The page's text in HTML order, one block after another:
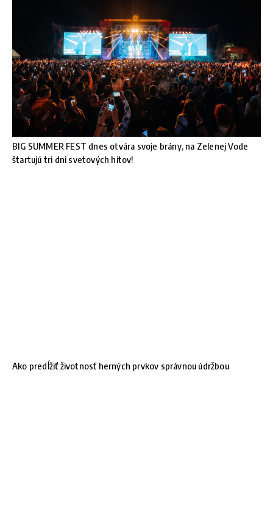
BIG SUMMER FEST dnes otvára svoje brány, na Zelenej Vode
štartujú tri dni svetových hitov!
Ako predĺžiť životnosť herných prvkov správnou údržbou